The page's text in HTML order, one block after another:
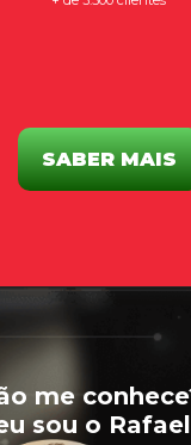
SABER MAIS
me
sou o